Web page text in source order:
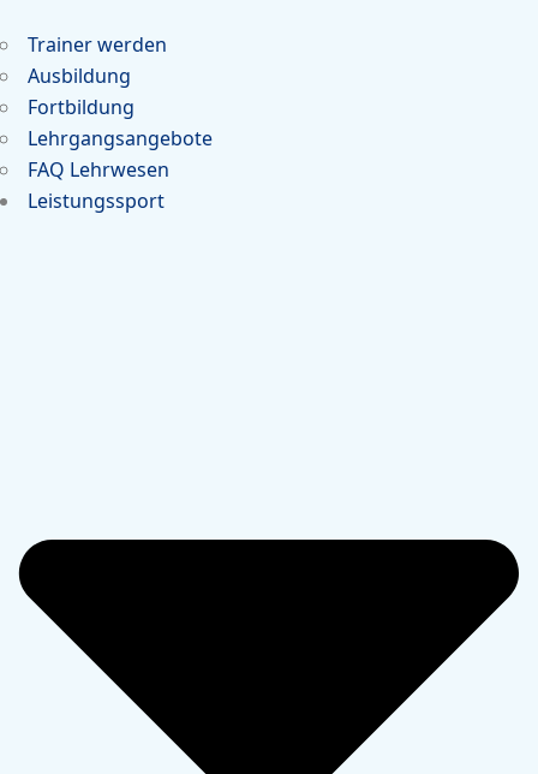
Trainer werden
Ausbildung
Fortbildung
Lehrgangsangebote
FAQ Lehrwesen
Leistungssport